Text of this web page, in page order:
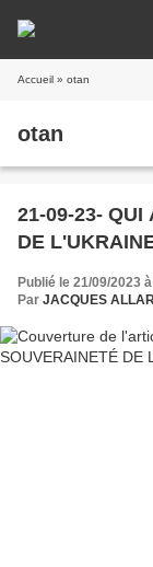
Accueil » otan
otan
21-09-23- QUI
DE
Publié le 21/09/2023
Par JACQUES